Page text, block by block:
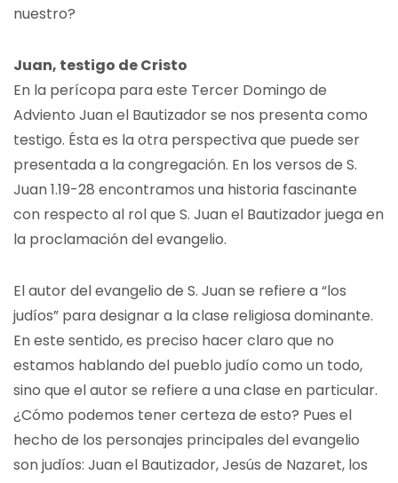
nuestro?
Juan, testigo de Cristo
En la perícopa para este Tercer Domingo de
Adviento Juan el Bautizador se nos presenta como
testigo. Ésta es la otra perspectiva que puede ser
presentada a la congregación. En los versos de S.
Juan 1.19-28 encontramos una historia fascinante
con respecto al rol que S. Juan el Bautizador juega en
la proclamación del evangelio.
El autor del evangelio de S. Juan se refiere a “los
judíos” para designar a la clase religiosa dominante.
En este sentido, es preciso hacer claro que no
estamos hablando del pueblo judío como un todo,
sino que el autor se refiere a una clase en particular.
¿Cómo podemos tener certeza de esto? Pues el
hecho de los personajes principales del evangelio
son judíos: Juan el Bautizador, Jesús de Nazaret, los